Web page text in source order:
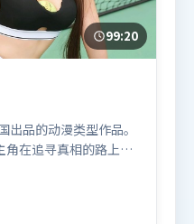
99:20
品的动漫类型作品。
在追寻真相的路上不
高，情绪释放与主题
，木村拓哉、雷佳
出演。影片于2023年